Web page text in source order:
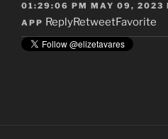
01:29:06 PM MAY 09, 2023
APP ReplyRetweetFavorite